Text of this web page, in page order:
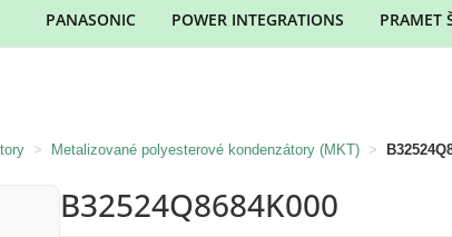
PANASONIC
POWER INTEGRATIONS
PRAMET
> Metalizované polyesterové kondenzátory (MKT) >
B32524Q8684K000